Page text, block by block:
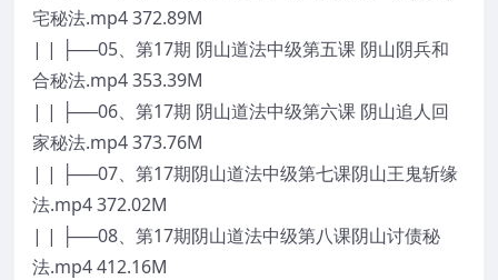
宅秘法.mp4 372.89M
| | ├──05、第17期 阴山道法中级第五课 阴山阴兵和
合秘法.mp4 353.39M
| | ├──06、第17期 阴山道法中级第六课 阴山追人回
家秘法.mp4 373.76M
| | ├──07、第17期阴山道法中级第七课阴山王鬼斩缘
法.mp4 372.02M
| | ├──08、第17期阴山道法中级第八课阴山讨债秘
法.mp4 412.16M